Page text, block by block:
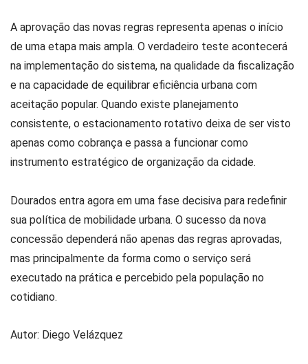
A aprovação das novas regras representa apenas o início
de uma etapa mais ampla. O verdadeiro teste acontecerá
na implementação do sistema, na qualidade da fiscalização
e na capacidade de equilibrar eficiência urbana com
aceitação popular. Quando existe planejamento
consistente, o estacionamento rotativo deixa de ser visto
apenas como cobrança e passa a funcionar como
instrumento estratégico de organização da cidade.
Dourados entra agora em uma fase decisiva para redefinir
sua política de mobilidade urbana. O sucesso da nova
concessão dependerá não apenas das regras aprovadas,
mas principalmente da forma como o serviço será
executado na prática e percebido pela população no
cotidiano.
Autor: Diego Velázquez